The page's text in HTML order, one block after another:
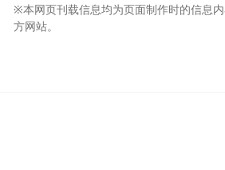
※本网页刊载信息均为页面制作时的信息
方网站。